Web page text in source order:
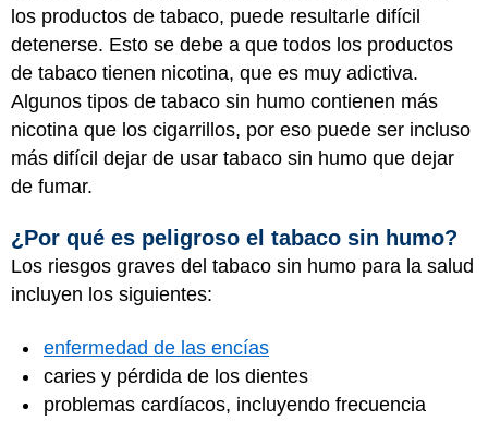
los productos de tabaco, puede resultarle difícil
detenerse. Esto se debe a que todos los productos
de tabaco tienen nicotina, que es muy adictiva.
Algunos tipos de tabaco sin humo contienen más
nicotina que los cigarrillos, por eso puede ser incluso
más difícil dejar de usar tabaco sin humo que dejar
de fumar.
¿Por qué es peligroso el tabaco sin humo?
Los riesgos graves del tabaco sin humo para la salud
incluyen los siguientes:
enfermedad de las encías
caries y pérdida de los dientes
problemas cardíacos, incluyendo frecuencia